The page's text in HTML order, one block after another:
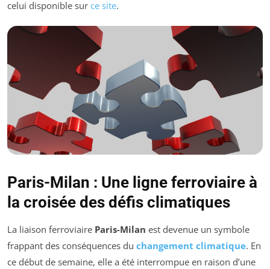
celui disponible sur ce site.
Paris-Milan : Une ligne ferroviaire à
la croisée des défis climatiques
La liaison ferroviaire Paris-Milan est devenue un symbole
frappant des conséquences du changement climatique. En
ce début de semaine, elle a été interrompue en raison d’une